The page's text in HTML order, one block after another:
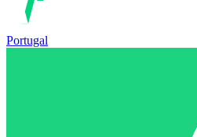
Portugal